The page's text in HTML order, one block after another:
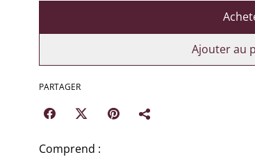
Ajouter au
PARTAGER
Comprend :